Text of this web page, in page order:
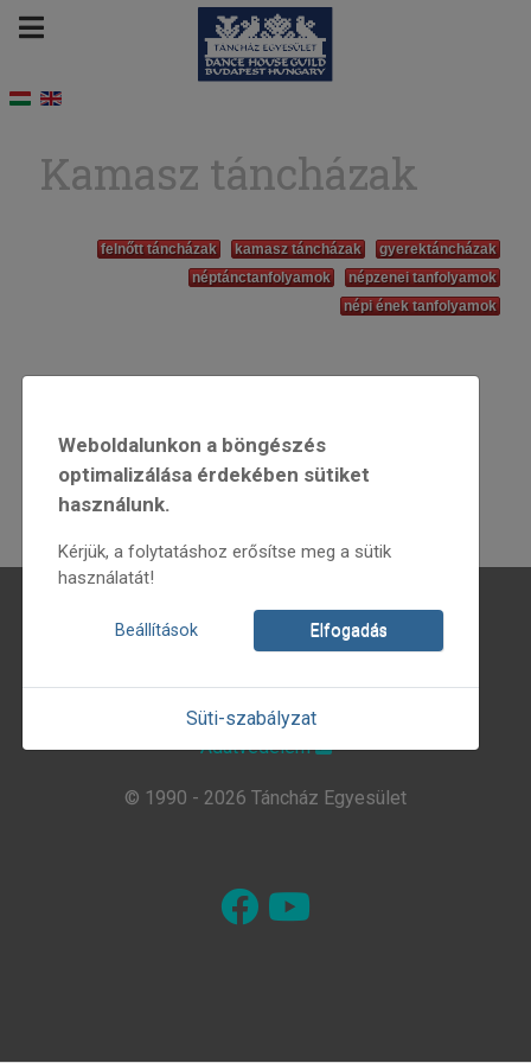
Kamasz táncházak
felnőtt táncházak kamasz táncházak
gyerektáncházak
néptánctanfolyamok
népzenei tanfolyamok
népi ének tanfolyamok
Weboldalunkon a böngészés
optimalizálása érdekében sütiket
használunk.
Kérjük, a folytatáshoz erősítse meg a sütik
használatát!
Beállítások Elfogadás
Süti-szabályzat
Hírlevél
Kapcsolat
Adatvédelem
© 1990 - 2026 Táncház Egyesület